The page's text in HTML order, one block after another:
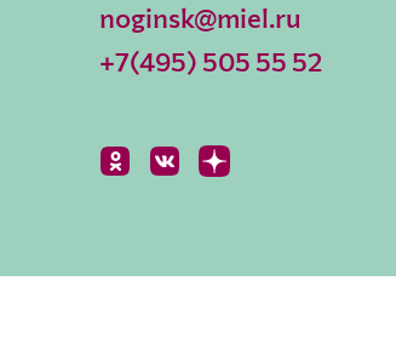
noginsk@miel.ru
+7(495) 505 55 52